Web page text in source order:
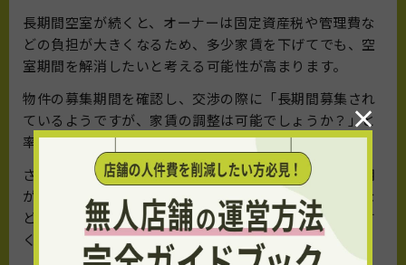
長期間空室が続くと、オーナーは固定資産税や管理費な
どの負担が大きくなるため、多少家賃を下げてでも、空
室期間を解消したいと考える可能性が高まります。
物件の募集期間を確認し、交渉の際に「長期間募集され
ているようですが、家賃の調整は可能でしょうか？」と
率直に尋ねてみましょう。
さらに、空室期間が長い理由を分析し、「内装工事費用
が高額なため、初期投資を抑えたいと考えています」な
どの具体的な理由を提示することで、交渉が成立しやす
くなります。
×